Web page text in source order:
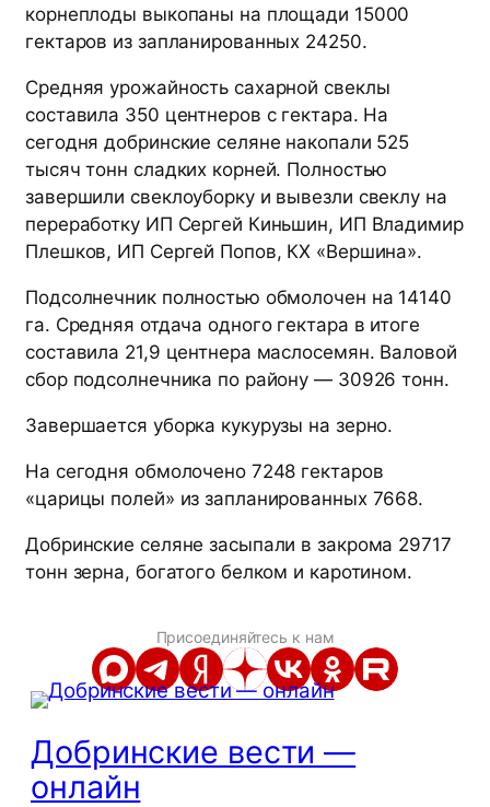
корнеплоды выкопаны на площади 15000
гектаров из запланированных 24250.
Средняя урожайность сахарной свеклы
составила 350 центнеров с гектара. На
сегодня добринские селяне накопали 525
тысяч тонн сладких корней. Полностью
завершили свеклоуборку и вывезли свеклу на
переработку ИП Сергей Киньшин, ИП Владимир
Плешков, ИП Сергей Попов, КХ «Вершина».
Подсолнечник полностью обмолочен на 14140
га. Средняя отдача одного гектара в итоге
составила 21,9 центнера маслосемян. Валовой
сбор подсолнечника по району — 30926 тонн.
Завершается уборка кукурузы на зерно.
На сегодня обмолочено 7248 гектаров
«царицы полей» из запланированных 7668.
Добринские селяне засыпали в закрома 29717
тонн зерна, богатого белком и каротином.
Присоединяйтесь к нам
Добринские вести —
онлайн